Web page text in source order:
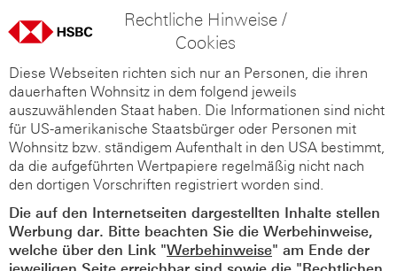
Rechtliche Hinweise /
Cookies
Diese Webseiten richten sich nur an Personen, die ihren
dauerhaften Wohnsitz in dem folgend jeweils
auszuwählenden Staat haben. Die Informationen sind nicht
für US-amerikanische Staatsbürger oder Personen mit
Wohnsitz bzw. ständigem Aufenthalt in den USA bestimmt,
da die aufgeführten Wertpapiere regelmäßig nicht nach
den dortigen Vorschriften registriert worden sind.
Die auf den Internetseiten dargestellten Inhalte stellen
Werbung dar. Bitte beachten Sie die Werbehinweise,
welche über den Link "Werbehinweise" am Ende der